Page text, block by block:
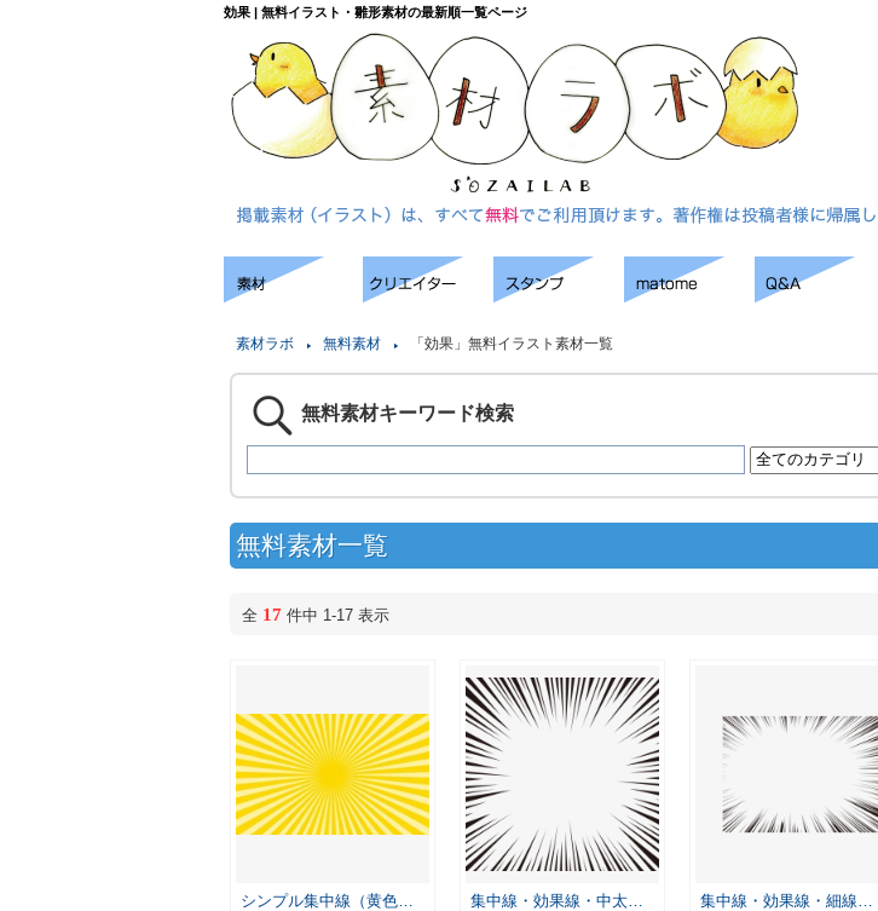
効果 | 無料イラスト・雛形素材の最新順一覧ページ
素材ラボ 無料素材 「効果」無料イラスト素材一覧
無料素材キーワード検索
無料素材一覧
全 17 件中 1-17 表示
シンプル集中線（黄色… 集中線・効果線・中太… 集中線・効果線・細線…